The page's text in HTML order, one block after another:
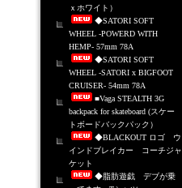
ｘホワイト）
◆SATORI SOFT
WHEEL -POWERD WITH
HEMP- 57mm 78A
◆SATORI SOFT
WHEEL -SATORI x BIGFOOT
CRUISER- 54mm 78A
■Vaga STEALTH 3G
backpack for skateboard (スケー
トボードバックパック）
◆BLACKOUT ロゴ ウ
インドブレイカー コーチジャ
ケット
◆脂肪遊戯 デブが乗